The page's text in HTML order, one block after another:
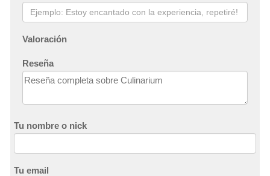
Valoración
Reseña
Tu nombre o nick
Tu email